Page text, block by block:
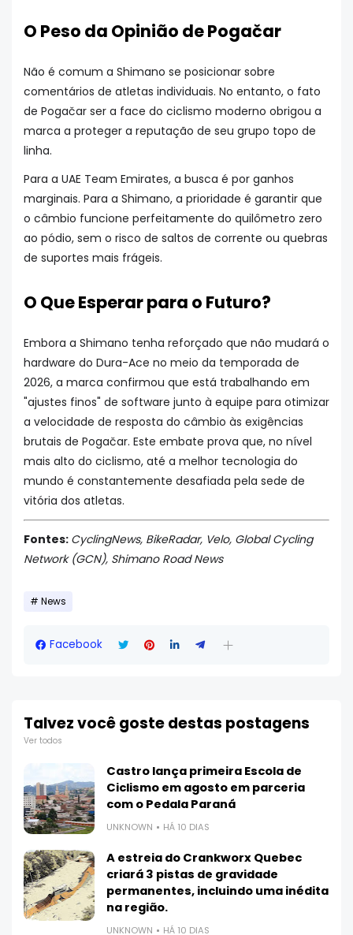
O Peso da Opinião de Pogačar
Não é comum a Shimano se posicionar sobre
comentários de atletas individuais. No entanto, o fato
de Pogačar ser a face do ciclismo moderno obrigou a
marca a proteger a reputação de seu grupo topo de
linha.
Para a UAE Team Emirates, a busca é por ganhos
marginais. Para a Shimano, a prioridade é garantir que
o câmbio funcione perfeitamente do quilômetro zero
ao pódio, sem o risco de saltos de corrente ou quebras
de suportes mais frágeis.
O Que Esperar para o Futuro?
Embora a Shimano tenha reforçado que não mudará o
hardware do Dura-Ace no meio da temporada de
2026, a marca confirmou que está trabalhando em
"ajustes finos" de software junto à equipe para otimizar
a velocidade de resposta do câmbio às exigências
brutais de Pogačar. Este embate prova que, no nível
mais alto do ciclismo, até a melhor tecnologia do
mundo é constantemente desafiada pela sede de
vitória dos atletas.
Fontes: CyclingNews, BikeRadar, Velo, Global Cycling
Network (GCN), Shimano Road News
News
Facebook
Talvez você goste destas postagens
Ver todos
Castro lança primeira Escola de
Ciclismo em agosto em parceria
com o Pedala Paraná
UNKNOWN HÁ 10 DIAS
A estreia do Crankworx Quebec
criará 3 pistas de gravidade
permanentes, incluindo uma inédita
na região.
UNKNOWN HÁ 10 DIAS